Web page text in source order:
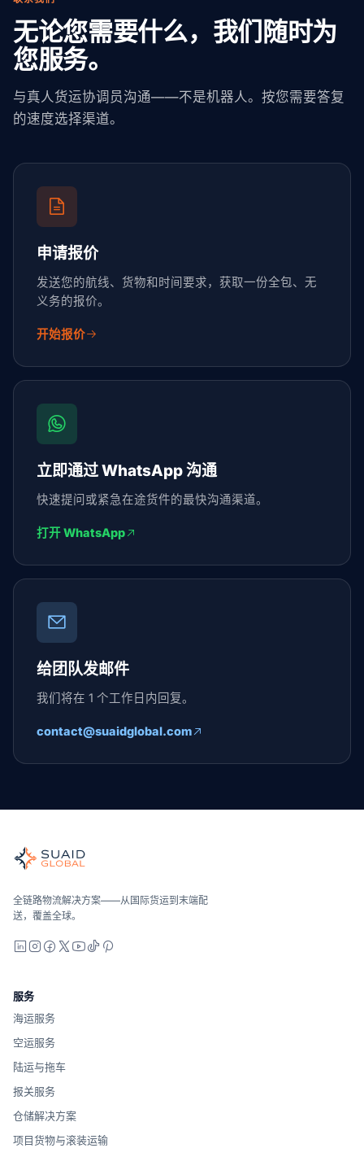
无论您需要什么，我们随时为
您服务。
与真人货运协调员沟通——不是机器人。按您需要答复
的速度选择渠道。
申请报价
发送您的航线、货物和时间要求，获取一份全包、无
义务的报价。
开始报价
立即通过 WhatsApp 沟通
快速提问或紧急在途货件的最快沟通渠道。
打开 WhatsApp
给团队发邮件
我们将在 1 个工作日内回复。
contact@suaidglobal.com
全球海运、空运、陆运、海关和仓储的独立货运协调者。运营
海洋、空中和地面——与运营商无关地进行比较，全面报价，
Suaid Global不出售运营商运力。每条航线都会与海运、空运
全链路物流解决方案——从国际货运到末端配
送，覆盖全球。
LinkedIn
Instagram
Facebook
X YouTube
TikTok
服务
海运服务
空运服务
陆运与拖车
报关服务
仓储解决方案
项目货物与滚装运输